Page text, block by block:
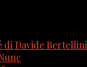
di Davide Bertellini